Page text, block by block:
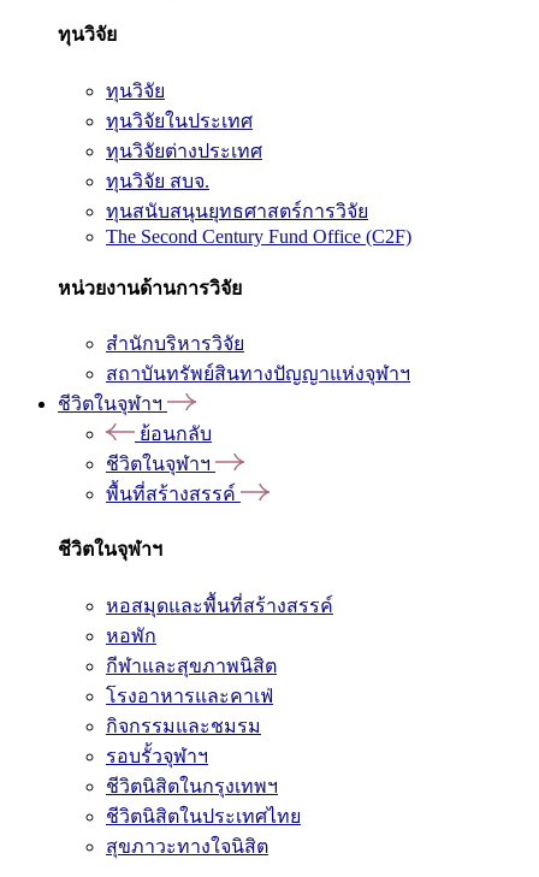
ทุนวิจัย
ทุนวิจัย
ทุนวิจัยในประเทศ
ทุนวิจัยต่างประเทศ
ทุนวิจัย สบจ.
ทุนสนับสนุนยุทธศาสตร์การวิจัย
The Second Century Fund Office (C2F)
หน่วยงานด้านการวิจัย
สำนักบริหารวิจัย
สถาบันทรัพย์สินทางปัญญาแห่งจุฬาฯ
ชีวิตในจุฬาฯ
ย้อนกลับ
ชีวิตในจุฬาฯ
พื้นที่สร้างสรรค์
ชีวิตในจุฬาฯ
หอสมุดและพื้นที่สร้างสรรค์
หอพัก
กีฬาและสุขภาพนิสิต
โรงอาหารและคาเฟ่
กิจกรรมและชมรม
รอบรั้วจุฬาฯ
ชีวิตนิสิตในกรุงเทพฯ
ชีวิตนิสิตในประเทศไทย
สุขภาวะทางใจนิสิต